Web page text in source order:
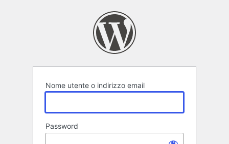
Nome utente o indirizzo email
Password